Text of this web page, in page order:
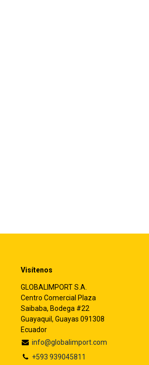
Visítenos
GLOBALIMPORT S.A.
Centro Comercial Plaza
Saibaba, Bodega #22
Guayaquil, Guayas 091308
Ecuador
info@globalimport.com
+593 939045811